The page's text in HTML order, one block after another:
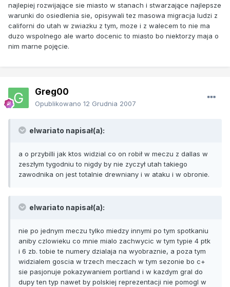
najlepiej rozwijające sie miasto w stanach i stwarzające najlepsze
warunki do osiedlenia sie, opisywali tez masowa migracja ludzi z
californi do utah w zwiazku z tym, moze i z walecem to nie ma
duzo wspolnego ale warto docenic to miasto bo niektorzy maja o
nim marne pojęcie.
Greg00
Opublikowano 12 Grudnia 2007
elwariato napisał(a):
a o przybilli jak ktos widzial co on robił w meczu z dallas w
zeszłym tygodniu to nigdy by nie zyczył utah takiego
zawodnika on jest totalnie drewniany i w ataku i w obronie.
elwariato napisał(a):
nie po jednym meczu tylko miedzy innymi po tym spotkaniu
aniby czlowieku co mnie mialo zachwycic w tym typie 4 ptk
i 6 zb. tobie te numery dzialaja na wyobraznie, a poza tym
widzialem goscia w trzech meczach w tym sezonie bo c+
sie pasjonuje pokazywaniem portland i w kazdym gral do
dupy ten typ nawet by polskiej reprezentacji nie pomogl w